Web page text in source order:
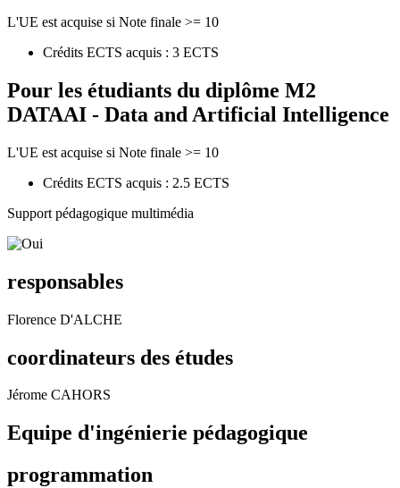
L'UE est acquise si Note finale >= 10
Crédits ECTS acquis : 3 ECTS
Pour les étudiants du diplôme M2
DATAAI - Data and Artificial Intelligence
L'UE est acquise si Note finale >= 10
Crédits ECTS acquis : 2.5 ECTS
Support pédagogique multimédia
responsables
Florence D'ALCHE
coordinateurs des études
Jérome CAHORS
Equipe d'ingénierie pédagogique
programmation